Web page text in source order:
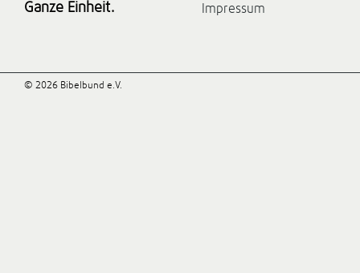
Ganze Einheit.
Impressum
© 2026 Bibelbund e.V.